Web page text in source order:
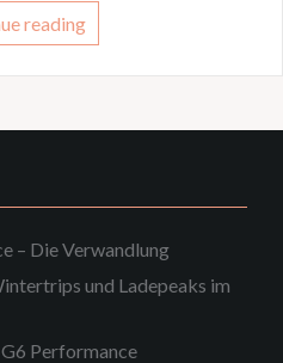
reading
– Die Verwandlung
und Ladepeaks im
Performance